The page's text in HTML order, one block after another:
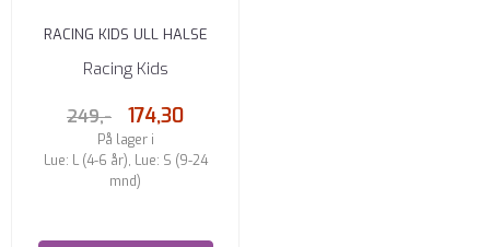
RACING KIDS ULL HALSE
DUSTY PURPLE
Racing Kids
249,- 174,30
På lager i
Lue: L (4-6 år), Lue: S (9-24
mnd)